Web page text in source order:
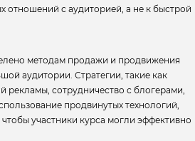
отношений с аудиторией, а не к быстрой
методам продажи и продвижения
аудитории. Стратегии, такие как
рекламы, сотрудничество с блогерами,
продвинутых технологий,
участники курса могли эффективно